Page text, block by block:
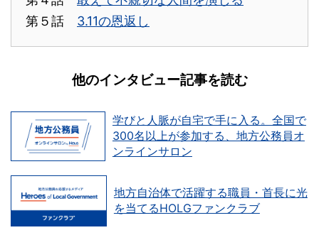
第５話 3.11の恩返し
他のインタビュー記事を読む
学びと人脈が自宅で手に入る。全国で
300名以上が参加する、地方公務員オ
ンラインサロン
地方自治体で活躍する職員・首長に光
を当てるHOLGファンクラブ